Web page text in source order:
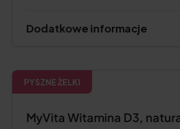
Dodatkowe informacje
PYSZNE ŻELKI
MyVita Witamina D3,